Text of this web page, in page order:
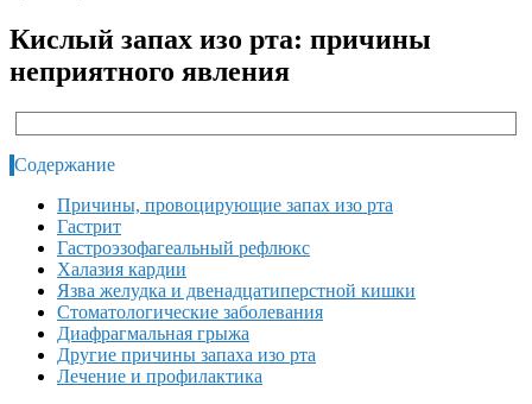
Кислый запах изо рта: причины
неприятного явления
Содержание
Причины, провоцирующие запах изо рта
Гастрит
Гастроэзофагеальный рефлюкс
Халазия кардии
Язва желудка и двенадцатиперстной кишки
Стоматологические заболевания
Диафрагмальная грыжа
Другие причины запаха изо рта
Лечение и профилактика